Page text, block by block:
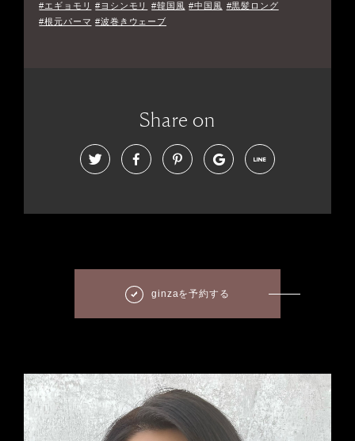
#エギョモリ #ヨシンモリ #韓国風 #中国風 #黒髪ロング
#根元パーマ #波巻きウェーブ
Share on
ginzaを予約する